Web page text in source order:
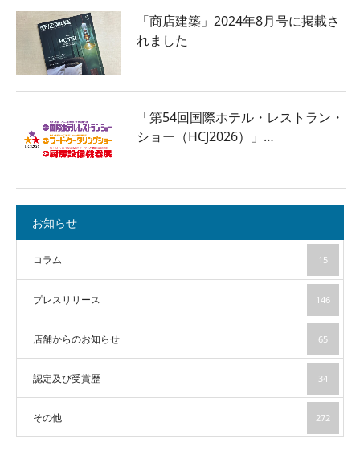
「商店建築」2024年8月号に掲載さ
れました
「第54回国際ホテル・レストラン・
ショー（HCJ2026）」…
お知らせ
コラム 15
プレスリリース 146
店舗からのお知らせ 65
認定及び受賞歴 34
その他 272